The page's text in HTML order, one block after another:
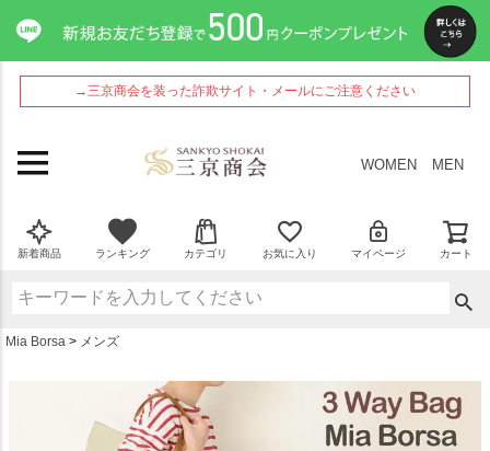
→三京商会を装った詐欺サイト・メールにご注意ください
WOMEN MEN
新着商品 ランキング カテゴリ お気に入り マイページ カート
Mia Borsa メンズ
ペー
ジト
ップ
へ